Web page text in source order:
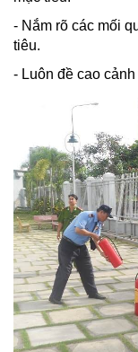
- Nắm rõ các mối
tiêu.
- Luôn đề cao